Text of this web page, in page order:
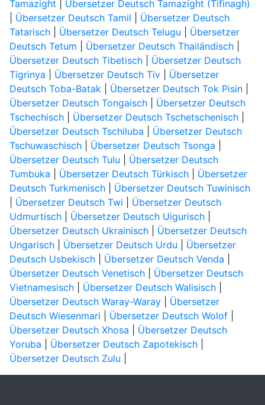
Tamazight
Übersetzer Deutsch Tamazight (Tifinagh)
Übersetzer Deutsch Tamil
Übersetzer Deutsch
Tatarisch| Übersetzer Deutsch Telugu
Übersetzer
Deutsch Tetum
Übersetzer Deutsch Thailändisch|
Übersetzer Deutsch Tibetisch| Übersetzer Deutsch
Tigrinya
Übersetzer Deutsch Tiv| Übersetzer
Deutsch Toba-Batak| Übersetzer Deutsch Tok Pisin|
Übersetzer Deutsch Tongaisch| Übersetzer Deutsch
Tschechisch| Übersetzer Deutsch Tschetschenisch|
Übersetzer Deutsch Tschiluba
Übersetzer Deutsch
Tschuwaschisch| Übersetzer Deutsch Tsonga
Übersetzer Deutsch Tulu
Übersetzer Deutsch
Tumbuka
Übersetzer Deutsch Türkisch| Übersetzer
Deutsch Turkmenisch| Übersetzer Deutsch Tuwinisch
Übersetzer Deutsch Twi
Übersetzer Deutsch
Udmurtisch| Übersetzer Deutsch Uigurisch|
Übersetzer Deutsch Ukrainisch| Übersetzer Deutsch
Ungarisch| Übersetzer Deutsch Urdu
Übersetzer
Deutsch Usbekisch| Übersetzer Deutsch Venda
Übersetzer Deutsch Venetisch| Übersetzer Deutsch
Vietnamesisch| Übersetzer Deutsch Walisisch|
Übersetzer Deutsch Waray-Waray| Übersetzer
Deutsch Wiesenmari
Übersetzer Deutsch Wolof|
Übersetzer Deutsch Xhosa
Übersetzer Deutsch
Yoruba
Übersetzer Deutsch Zapotekisch|
Übersetzer Deutsch Zulu